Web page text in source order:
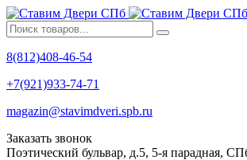
8(812)408-46-54
+7(921)933-74-71
magazin@stavimdveri.spb.ru
Заказать звонок
Поэтический бульвар, д.5, 5-я парадная,